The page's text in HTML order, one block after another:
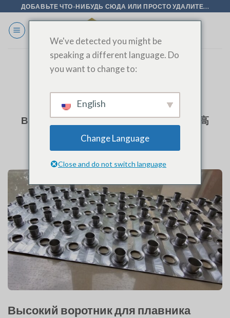
Перейти
содержанию
ДОБАВЬТЕ ЧТО-НИБУДЬ СЮДА ИЛИ ПРОСТО УДАЛИТЕ...
МЕТКА АРХИВА:#TUBE EXPANDER
Высокий воротник с кромкой Fin Die高
翻边翅片模具
Высокий воротник для плавника
We've detected you might be
speaking a different language. Do
you want to change to:
English
Change Language
Close and do not switch language